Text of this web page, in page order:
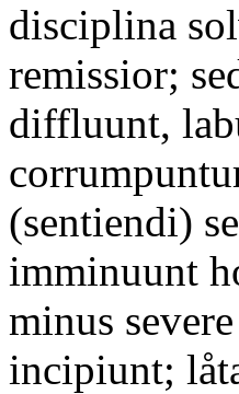
disciplina
remissior;
diffluunt,
(sentiendi)
imminuunt
minus
incipiunt;